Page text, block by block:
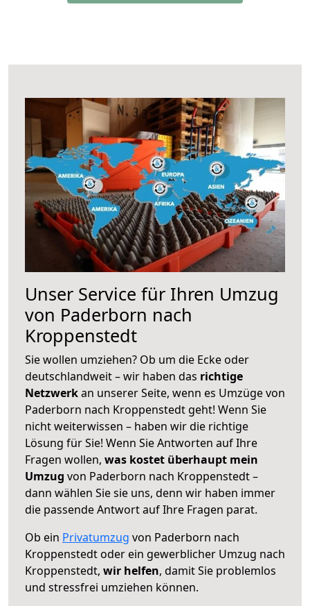
Unser Service für Ihren Umzug
von Paderborn nach
Kroppenstedt
Sie wollen umziehen? Ob um die Ecke oder
deutschlandweit – wir haben das richtige
Netzwerkan unserer Seite, wenn es Umzüge von
Paderborn nach Kroppenstedt geht! Wenn Sie
nicht weiterwissen – haben wir die richtige
Lösung für Sie! Wenn Sie Antworten auf Ihre
Fragen wollen, was kostet überhaupt mein
Umzug von Paderborn nach Kroppenstedt –
dann wählen Sie sie uns, denn wir haben immer
die passende Antwort auf Ihre Fragen parat.
Ob ein Privatumzug von Paderborn nach
Kroppenstedt oder ein gewerblicher Umzug nach
Kroppenstedt, wir helfen, damit Sie problemlos
und stressfrei umziehen können.